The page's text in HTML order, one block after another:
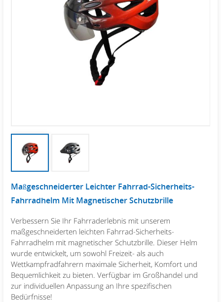
Maßgeschneiderter Leichter Fahrrad-Sicherheits-
Fahrradhelm Mit Magnetischer Schutzbrille
Verbessern Sie Ihr Fahrraderlebnis mit unserem
maßgeschneiderten leichten Fahrrad-Sicherheits-
Fahrradhelm mit magnetischer Schutzbrille. Dieser Helm
wurde entwickelt, um sowohl Freizeit- als auch
Wettkampfradfahrern maximale Sicherheit, Komfort und
Bequemlichkeit zu bieten. Verfügbar im Großhandel und
zur individuellen Anpassung an Ihre spezifischen
Bedürfnisse!